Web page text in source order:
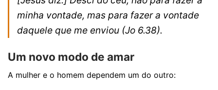
minha vontade, mas para fazer a vontade
daquele que me enviou (Jo 6.38).
Um novo modo de amar
A mulher e o homem dependem um do outro: